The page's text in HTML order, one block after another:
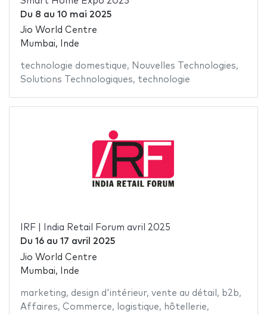
Du 8 au 10 mai 2025
Jio World Centre
Mumbai, Inde
technologie domestique, Nouvelles Technologies,
Solutions Technologiques, technologie
IRF | India Retail Forum avril 2025
Du 16au 17 avril 2025
Jio World Centre
Mumbai, Inde
marketing, design d'intérieur, vente au détail , b2b,
Affaires, Commerce, logistique, hôtellerie,